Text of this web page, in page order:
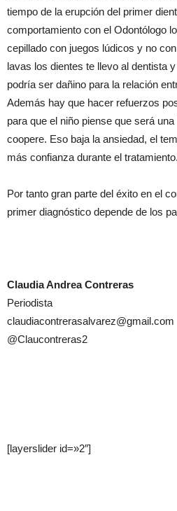
tiempo de la erupción del primer
comportamiento con el Odontólogo
cepillado con juegos lúdicos y no
lavas los dientes te llevo al dentista
podría ser dañino para la relación
Además hay que hacer refuerzos
para que el niño piense que será
coopere. Eso baja la ansiedad, el
más confianza durante el tratamiento.
Por tanto gran parte del éxito en el
primer diagnóstico depende de los
Claudia Andrea Contreras
Periodista
claudiacontrerasalvarez@gmail.com
@Claucontreras2
[layerslider id=»2″]